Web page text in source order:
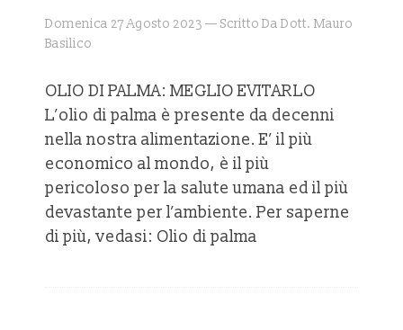
Domenica 27 Agosto 2023 — Scritto Da Dott. Mauro
Basilico
OLIO DI PALMA: MEGLIO EVITARLO
L’olio di palma è presente da decenni
nella nostra alimentazione. E’ il più
economico al mondo, è il più
pericoloso per la salute umana ed il più
devastante per l’ambiente. Per saperne
di più, vedasi: Olio di palma